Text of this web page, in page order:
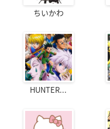
ちいかわ
HUNTER...